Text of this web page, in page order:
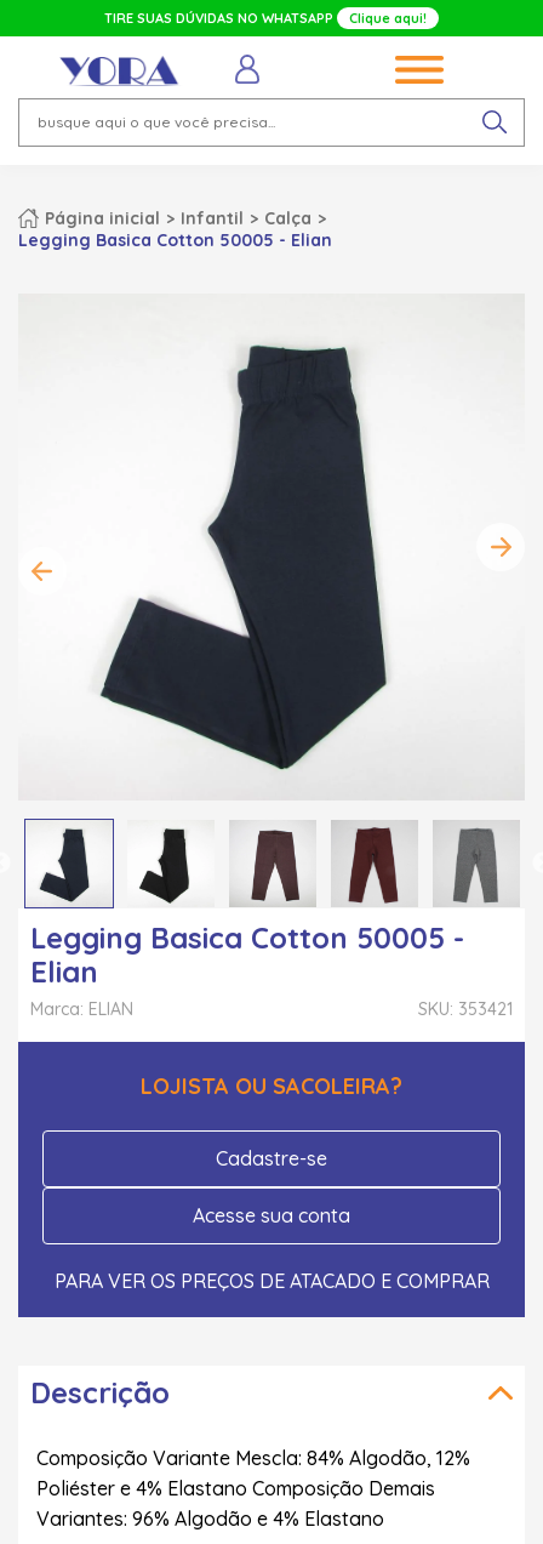
TIRE SUAS DÚVIDAS NO WHATSAPP Clique aqui!
Página inicial Infantil
Calça
Legging Basica Cotton 50005 - Elian
Legging Basica Cotton 50005 -
Elian
SKU: 353421
Marca: ELIAN
LOJISTA OU SACOLEIRA?
Cadastre-se
Acesse sua conta
PARA VER OS PREÇOS DE ATACADO E COMPRAR
Descrição
Composição Variante Mescla: 84% Algodão, 12%
Poliéster e 4% Elastano Composição Demais
Variantes: 96% Algodão e 4% Elastano